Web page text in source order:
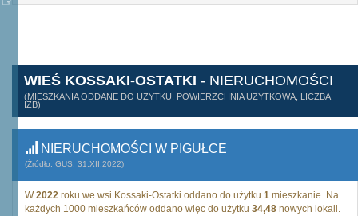
WIEŚ KOSSAKI-OSTATKI - NIERUCHOMOŚCI
(MIESZKANIA ODDANE DO UŻYTKU, POWIERZCHNIA UŻYTKOWA, LICZBA
IZB)
NIERUCHOMOŚCI W PIGUŁCE
(Źródło: GUS, 31.XII.2022)
W2022 roku we wsi Kossaki-Ostatki oddano do użytku 1 mieszkanie. Na
każdych 1000 mieszkańców oddano więc do użytku 34,48 nowych lokali.